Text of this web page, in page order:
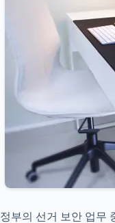
정부의 선거 보안 업무